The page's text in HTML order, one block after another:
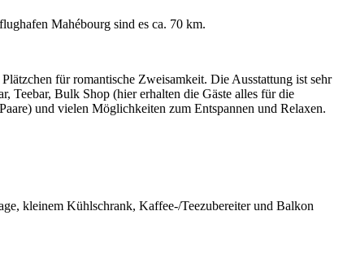
Mahébourg sind es ca. 70 km.
für romantische Zweisamkeit. Die Ausstattung ist sehr
Teebar, Bulk Shop (hier erhalten die Gäste alles für die
und vielen Möglichkeiten zum Entspannen und Relaxen.
kleinem Kühlschrank, Kaffee-/Teezubereiter und Balkon